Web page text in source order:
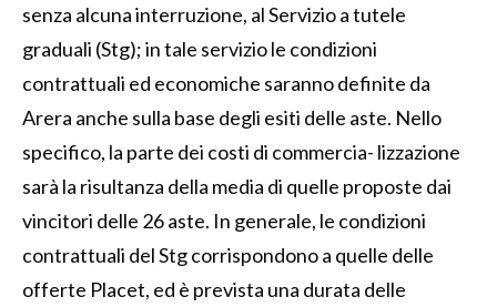
senza alcuna interruzione, al Servizio a tutele
graduali (Stg); in tale servizio le condizioni
contrattuali ed economiche saranno definite da
Arera anche sulla base degli esiti delle aste. Nello
specifico, la parte dei costi di commercia- lizzazione
sarà la risultanza della media di quelle proposte dai
vincitori delle 26 aste. In generale, le condizioni
contrattuali del Stg corrispondono a quelle delle
offerte Placet, ed è prevista una durata delle